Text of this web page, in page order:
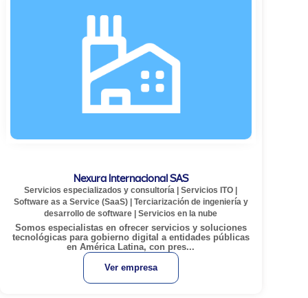
Nexura Internacional SAS
Servicios especializados y consultoría |Servicios ITO
Software as a Service (SaaS)| Terciarización de ingeniería y
desarrollo de software |Servicios en la nube
Somos especialistas en ofrecer servicios y soluciones
tecnológicas para gobierno digital a entidades públicas
en América Latina, con pres...
Ver empresa